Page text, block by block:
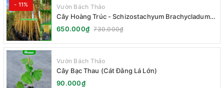
- 11% Vườn Bách Thảo
Cây Hoàng Trúc - Schizostachyum Brachycladum
Yello
650.000₫ 730.000₫
Vườn Bách Thảo
Cây Bạc Thau (Cát Đằng Lá Lớn)
90.000₫